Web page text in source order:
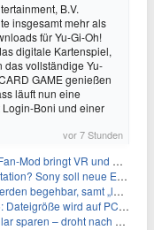
B.V.
insgesamt mehr als
für Yu-Gi-Oh!
digitale Kartenspiel,
das vollständige Yu-
GAME genießen
läuft nun eine
Boni und einer
vor 7 Stunden
und Ego-Perspektive nach Kanto
soll neue Einnahmequellen prüfen
samt „lebensgroßem Leon“
PC und Konsolen deutlich reduziert
Übernahme die nächste Entlassungswelle?